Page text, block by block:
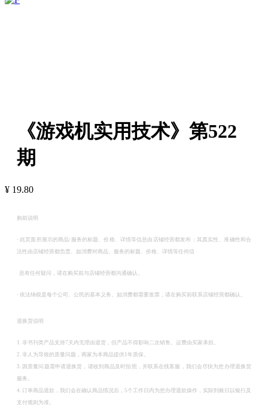
《游戏机实用技术》第522
期
¥ 19.80
购前说明
· 此页面所展示的商品/服务的标题、价格、详情等信息由店铺经营都发布；其真实性、准确性和合
法性由店铺经营都负责。如消费对商品、服务的标题、价格、详情等任何信
息有任何疑问，请在购买前与店铺经营都沟通确认。
· 依法纳税是每个公司、公民的基本义务。如消费都需要发票，请在购买前联系店铺经营都确认。
退换货说明
1. 非书刊类产品支持7天内无理由退货，但产品不得影响二次销售。运费由买家承担。
2. 非人为导致的质量问题，商家为本商品提供1年质保。
3. 因质量问题需申请退换货，请收到商品及时拍照，并联系在线客服，我们会尽快为您办理退换货
服务。
4. 订单商品退款，我们会在确认商品情况后，5个工作日内为您办理退款操作，实际到账日以银行及
支付规则为准。